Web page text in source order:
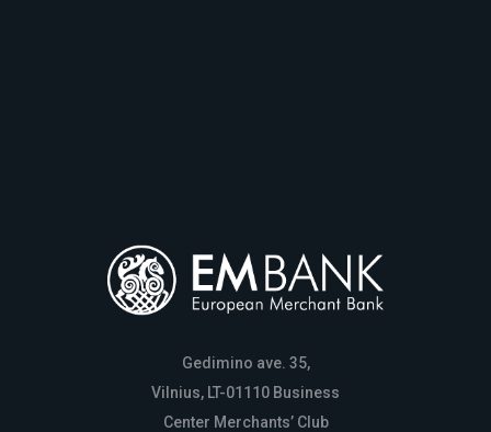
Gedimino ave. 35,
Vilnius, LT-01110 Business
Center Merchants’ Club